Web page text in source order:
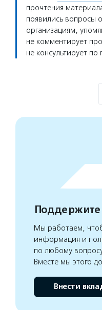
прочтения
появились вопросы
организациям,
не комментирует
не консультирует
Мы работаем,
информация и
по любому
Вместе мы этого
Внести